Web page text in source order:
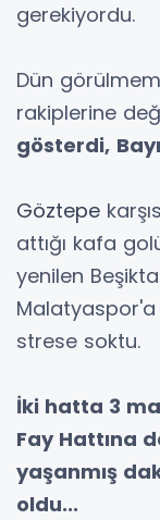
gerekiyordu.
Dün
rakiplerine
gösterdi,
Göztepe
attığı kafa
yenilen
Malatyaspor'a
strese soktu.
İki hatta 3
Fay Hattına
yaşanmış
oldu...